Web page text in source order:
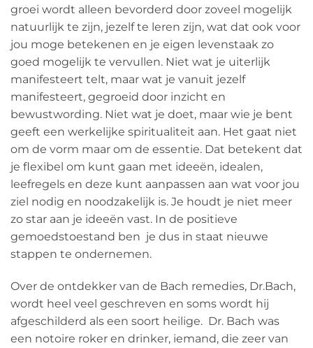
groei wordt alleen bevorderd door zoveel mogelijk
natuurlijk te zijn, jezelf te leren zijn, wat dat ook voor
jou moge betekenen en je eigen levenstaak zo
goed mogelijk te vervullen. Niet wat je uiterlijk
manifesteert telt, maar wat je vanuit jezelf
manifesteert, gegroeid door inzicht en
bewustwording. Niet wat je doet, maar wie je bent
geeft een werkelijke spiritualiteit aan. Het gaat niet
om de vorm maar om de essentie. Dat betekent dat
je flexibel om kunt gaan met ideeën, idealen,
leefregels en deze kunt aanpassen aan wat voor jou
ziel nodig en noodzakelijk is. Je houdt je niet meer
zo star aan je ideeën vast. In de positieve
gemoedstoestand ben je dus in staat nieuwe
stappen te ondernemen.
Over de ontdekker van de Bach remedies, Dr.Bach,
wordt heel veel geschreven en soms wordt hij
afgeschilderd als een soort heilige. Dr. Bach was
een notoire roker en drinker, iemand, die zeer van